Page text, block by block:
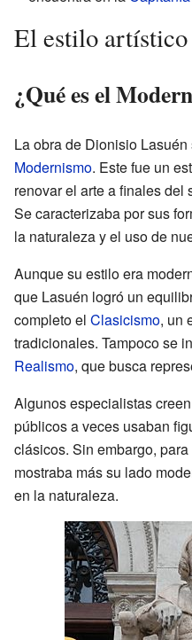
El estilo artístico
¿Qué es el
La obra de Dionisio
Modernismo. Este fue un
renovar el arte a finales
Se caracterizaba por sus
la naturaleza y el uso de
Aunque su estilo era
que Lasuén logró un
completo el Clasicismo, un
tradicionales. Tampoco se
Realismo, que busca
Algunos especialistas
públicos a veces usaban
clásicos. Sin embargo,
mostraba más su lado
en la naturaleza.